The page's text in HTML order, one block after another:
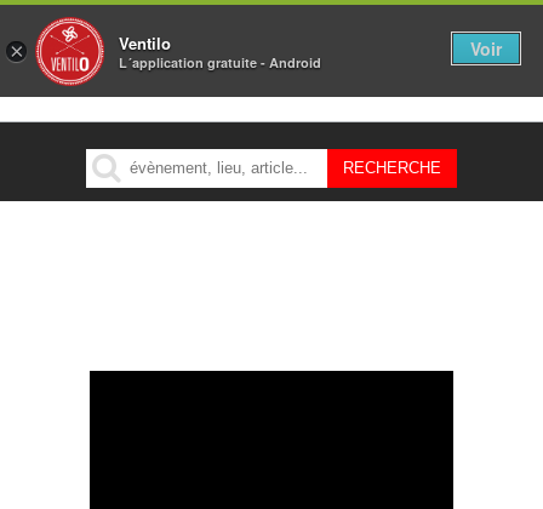
MENU
× Ventilo
L´application gratuite - Android
Voir